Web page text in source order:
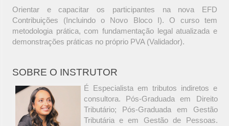
Orientar e capacitar os participantes na nova EFD
Contribuições (Incluindo o Novo Bloco I). O curso tem
metodologia prática, com fundamentação legal atualizada e
demonstrações práticas no próprio PVA (Validador).
SOBRE O INSTRUTOR
É Especialista em tributos indiretos e
consultora. Pós-Graduada em Direito
Tributário; Pós-Graduada em Gestão
Tributária e em Gestão de Pessoas.